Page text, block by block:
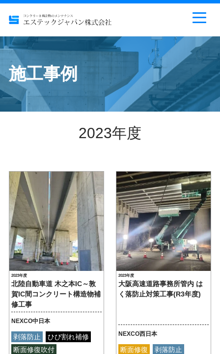
施工事例
2023年度
2023年度
北陸自動車道 木之本IC～敦
賀IC間コンクリート構造物補
修工事
NEXCO中日本
剥落防止
ひび割れ補修
断面修復吹付
2023年度
大阪高速道路事務所管内 は
く落防止対策工事(R3年度)
NEXCO西日本
断面修復 剥落防止